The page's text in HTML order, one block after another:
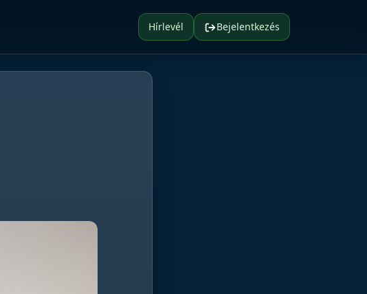
Hírlevél Bejelentkezés